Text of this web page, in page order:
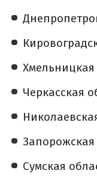
Хмельницкая
Черкасская
Запорожская
Сумская